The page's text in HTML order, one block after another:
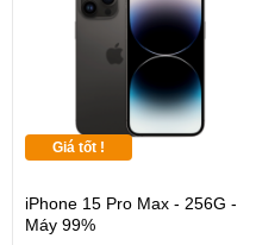
Giá tốt !
iPhone 15 Pro Max - 256G -
Máy 99%